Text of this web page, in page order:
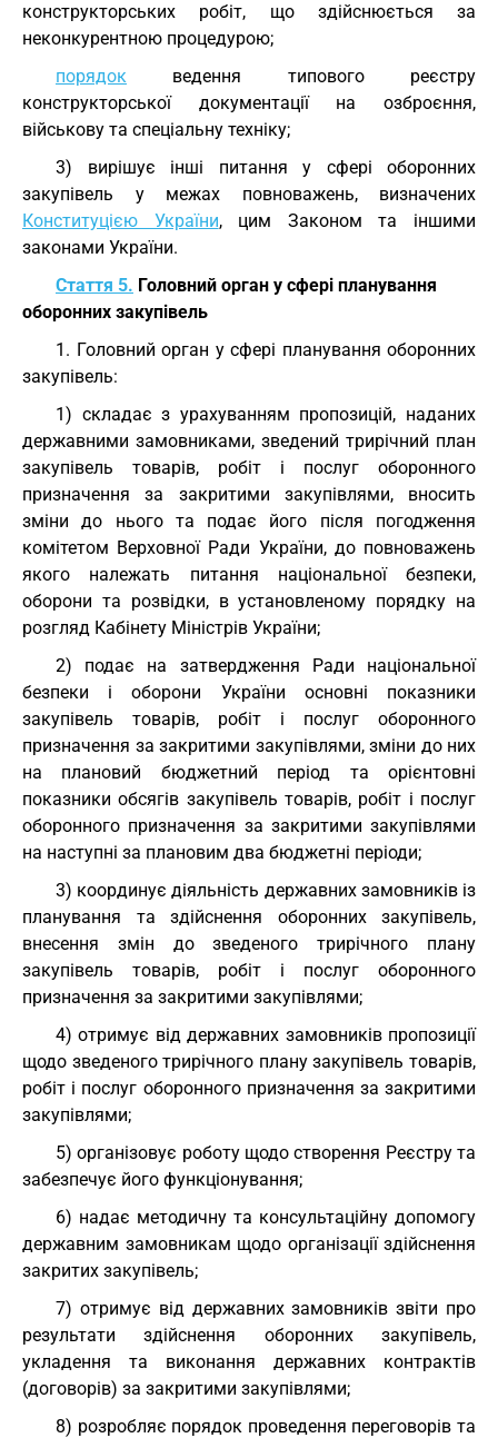
конструкторських робіт, що здійснюється за
неконкурентною процедурою;
порядок ведення типового реєстру
конструкторської документації на озброєння,
військову та спеціальну техніку;
3) вирішує інші питання у сфері оборонних
закупівель у межах повноважень, визначених
Конституцією України, цим Законом та іншими
законами України.
Стаття 5. Головний орган у сфері планування
оборонних закупівель
1. Головний орган у сфері планування оборонних
закупівель:
1) складає з урахуванням пропозицій, наданих
державними замовниками, зведений трирічний план
закупівель товарів, робіт і послуг оборонного
призначення за закритими закупівлями, вносить
зміни до нього та подає його після погодження
комітетом Верховної Ради України, до повноважень
якого належать питання національної безпеки,
оборони та розвідки, в установленому порядку на
розгляд Кабінету Міністрів України;
2) подає на затвердження Ради національної
безпеки і оборони України основні показники
закупівель товарів, робіт і послуг оборонного
призначення за закритими закупівлями, зміни до них
на плановий бюджетний період та орієнтовні
показники обсягів закупівель товарів, робіт і послуг
оборонного призначення за закритими закупівлями
на наступні за плановим два бюджетні періоди;
3) координує діяльність державних замовників із
планування та здійснення оборонних закупівель,
внесення змін до зведеного трирічного плану
закупівель товарів, робіт і послуг оборонного
призначення за закритими закупівлями;
4) отримує від державних замовників пропозиції
щодо зведеного трирічного плану закупівель товарів,
робіт і послуг оборонного призначення за закритими
закупівлями;
5) організовує роботу щодо створення Реєстру та
забезпечує його функціонування;
6) надає методичну та консультаційну допомогу
державним замовникам щодо організації здійснення
закритих закупівель;
7) отримує від державних замовників звіти про
результати здійснення оборонних закупівель,
укладення та виконання державних контрактів
(договорів) за закритими закупівлями;
8) розробляє порядок проведення переговорів та